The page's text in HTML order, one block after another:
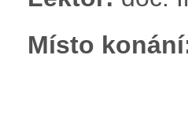
Místo